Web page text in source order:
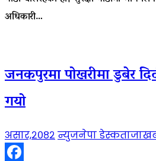
अधिकारी…
जनकपुरमा पोखरीमा डुबेर
गयो
असार,२०८२ न्युजनेपा डेस्क